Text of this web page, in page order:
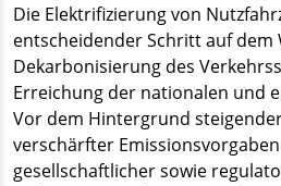
Die Elektrifizierung von
entscheidender Schritt auf dem
Dekarbonisierung des
Erreichung der nationalen und
Vor dem Hintergrund
verschärfter
gesellschaftlicher sowie